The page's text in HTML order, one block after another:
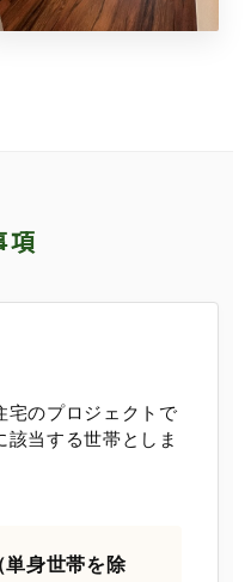
項
宅のプロジェクトで
当する世帯としま
身世帯を除